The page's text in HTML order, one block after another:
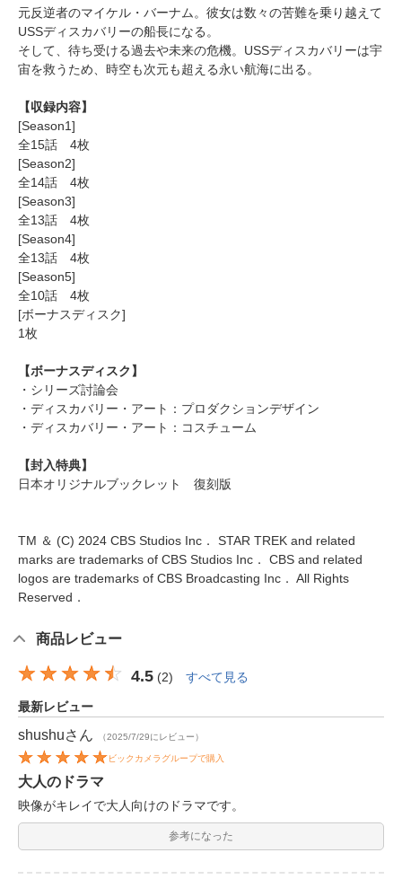
元反逆者のマイケル・バーナム。彼女は数々の苦難を乗り越えて
USSディスカバリーの船長になる。
そして、待ち受ける過去や未来の危機。USSディスカバリーは宇
宙を救うため、時空も次元も超える永い航海に出る。
【収録内容】
[Season1]
全15話 4枚
[Season2]
全14話 4枚
[Season3]
全13話 4枚
[Season4]
全13話 4枚
[Season5]
全10話 4枚
[ボーナスディスク]
1枚
【ボーナスディスク】
・シリーズ討論会
・ディスカバリー・アート：プロダクションデザイン
・ディスカバリー・アート：コスチューム
【封入特典】
日本オリジナルブックレット 復刻版
TM ＆ (C) 2024 CBS Studios Inc． STAR TREK and related
marks are trademarks of CBS Studios Inc． CBS and related
logos are trademarks of CBS Broadcasting Inc． All Rights
Reserved．
商品レビュー
4.5 (2) すべて見る
最新レビュー
shushuさん （2025/7/29にレビュー）
ビックカメラグループで購入
大人のドラマ
映像がキレイで大人向けのドラマです。
参考になった